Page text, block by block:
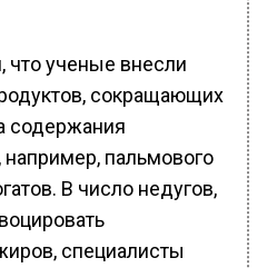
что ученые внесли
сокращающих
содержания
пальмового
В число недугов,
специалисты